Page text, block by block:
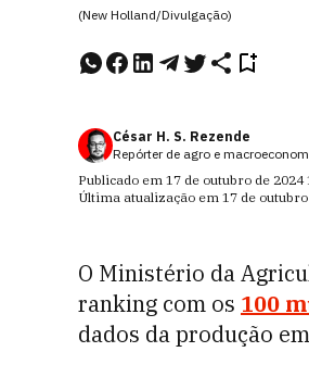
(New Holland/Divulgação)
César H. S. Rezende
Repórter de agro e
Publicado em 17 de outubro de 2024
Última atualização em 17 de
O Ministério da
ranking com os 100
dados da produção